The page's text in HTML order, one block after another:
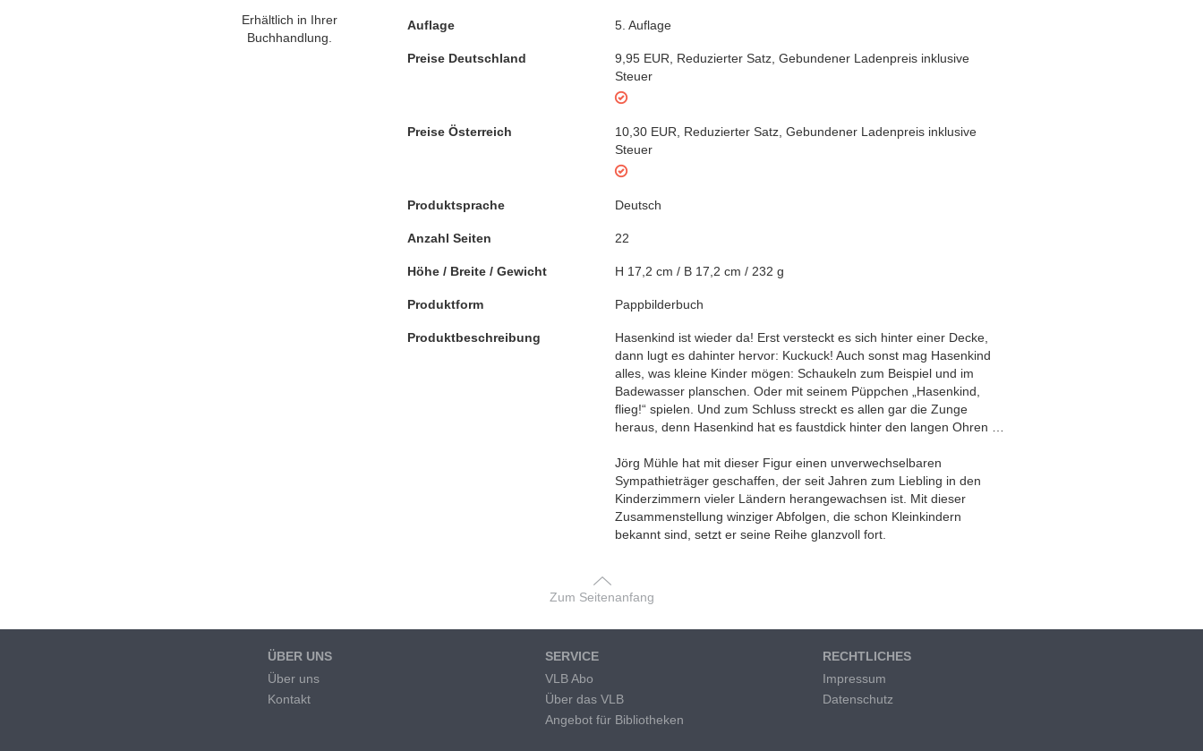
Erhältlich in Ihrer
Buchhandlung.
Auflage 5. Auflage
Preise Deutschland 9,95 EUR Reduzierter Satz Gebundener Ladenpreis inklusive
Steuer
Preise Österreich 10,30 EUR Reduzierter Satz Gebundener Ladenpreis inklusive
Steuer
Produktsprache Deutsch
Anzahl Seiten 22
Höhe / Breite / Gewicht H 17,2 cm / B 17,2 cm / 232 g
Produktform Pappbilderbuch
Produktbeschreibung
Hasenkind ist wieder da! Erst versteckt es sich hinter einer Decke,
dann lugt es dahinter hervor: Kuckuck! Auch sonst mag Hasenkind
alles, was kleine Kinder mögen: Schaukeln zum Beispiel und im
Badewasser planschen. Oder mit seinem Püppchen „Hasenkind,
flieg!“ spielen. Und zum Schluss streckt es allen gar die Zunge
heraus, denn Hasenkind hat es faustdick hinter den langen Ohren …
Jörg Mühle hat mit dieser Figur einen unverwechselbaren
Sympathieträger geschaffen, der seit Jahren zum Liebling in den
Kinderzimmern vieler Ländern herangewachsen ist. Mit dieser
Zusammenstellung winziger Abfolgen, die schon Kleinkindern
bekannt sind, setzt er seine Reihe glanzvoll fort.
Zum Seitenanfang
ÜBER UNS
Über uns
Kontakt
SERVICE
VLB Abo
Über das VLB
Angebot für Bibliotheken
RECHTLICHES
Impressum
Datenschutz